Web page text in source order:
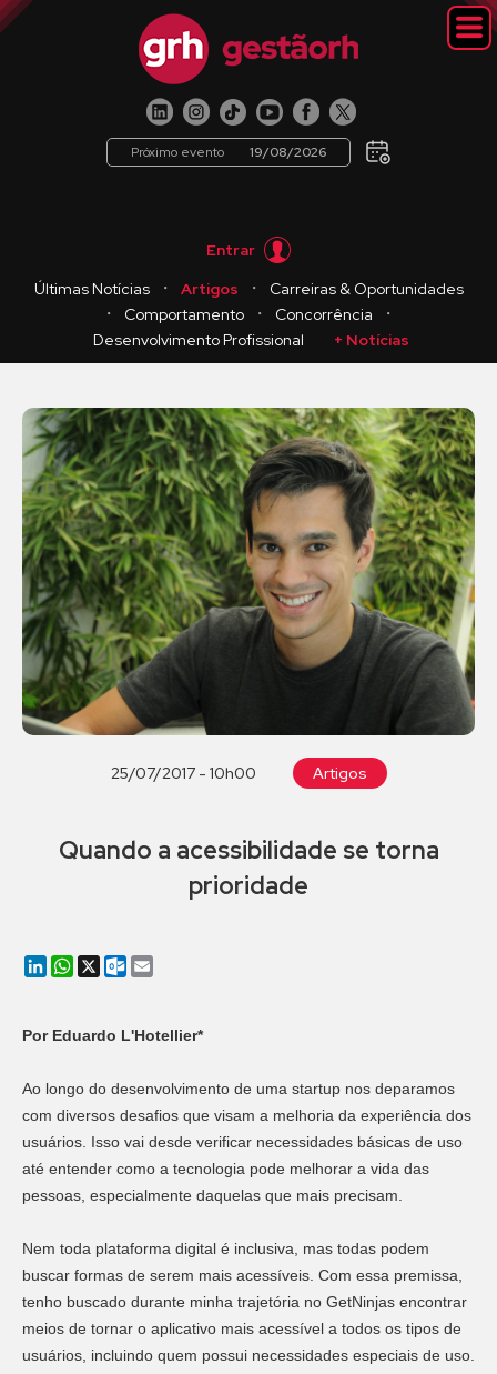
Próximo evento 19/08/2026
Entrar
Últimas Notícias
・ Artigos ・
Carreiras & Oportunidades
・
Comportamento ・ Concorrência
・
Desenvolvimento Profissional
+ Notícias
25/07/2017 - 10h00 Artigos
Quando a acessibilidade se torna
prioridade
LinkedIn
WhatsApp
X Outlook.com
Por Eduardo L'Hotellier*
Ao longo do desenvolvimento de uma startup nos deparamos
com diversos desafios que visam a melhoria da experiência dos
usuários. Isso vai desde verificar necessidades básicas de uso
até entender como a tecnologia pode melhorar a vida das
pessoas, especialmente daquelas que mais precisam.
Nem toda plataforma digital é inclusiva, mas todas podem
buscar formas de serem mais acessíveis. Com essa premissa,
tenho buscado durante minha trajetória no GetNinjas encontrar
meios de tornar o aplicativo mais acessível a todos os tipos de
usuários, incluindo quem possui necessidades especiais de uso.